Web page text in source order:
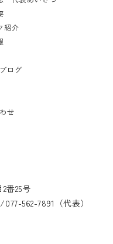
番25号
562-7891（代表）
紹介
ログ
せ